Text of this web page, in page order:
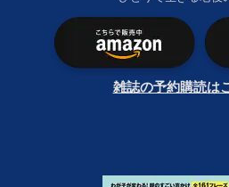
雑誌の予約購読は